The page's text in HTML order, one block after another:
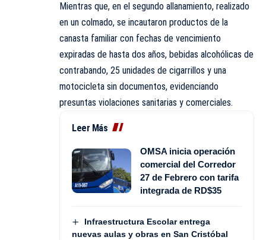
Mientras que, en el segundo allanamiento, realizado
en un colmado, se incautaron productos de la
canasta familiar con fechas de vencimiento
expiradas de hasta dos años, bebidas alcohólicas de
contrabando, 25 unidades de cigarrillos y una
motocicleta sin documentos, evidenciando
presuntas violaciones sanitarias y comerciales.
Leer Más
OMSA inicia operación
comercial del Corredor
27 de Febrero con tarifa
integrada de RD$35
Infraestructura Escolar entrega
nuevas aulas y obras en San Cristóbal